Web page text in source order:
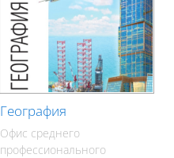
География
Офис среднего
профессионального